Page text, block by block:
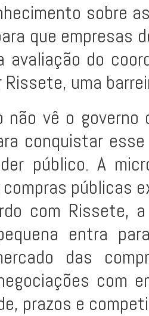
sobre
que empresas
avaliação do
Rissete, uma
não vê o
conquistar
público. A
públicas
com Rissete,
entra
das
com
prazos e